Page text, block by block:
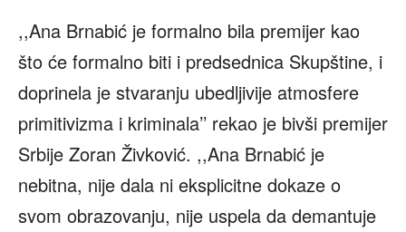
,,Ana Brnabić je formalno bila premijer kao
što će formalno biti i predsednica Skupštine, i
doprinela je stvaranju ubedljivije atmosfere
primitivizma i kriminala’’ rekao je bivši premijer
Srbije Zoran Živković. ,,Ana Brnabić je
nebitna, nije dala ni eksplicitne dokaze o
svom obrazovanju, nije uspela da demantuje